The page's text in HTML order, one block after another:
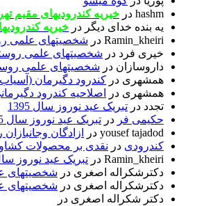
hashm در خیریه کندرودیهای مقیم
یه بنده خدای دیگر در خیریه
Ramin_kheiri در شخصیتهای علمی
خیری فرد در شخصیتهای علمی
داروسازان در شخصیتهای علمی
همشهری در کندرود دگیرمان
همشهری در
اصلاحیه کندرود
تجدد در تبریک عید نوروز سال 1395
حکیمی فر در تبریک عید نوروز سال 1395
yousef tajadod در
ازادگان وجانبازان
کندرودی در نقدی بر محصولات
Ramin_kheiri در تبریک عید نوروز سال
دکترشکراله اصغری در شخصیتهای
دکترشکراله اصغری در شخصیتهای
دکتر شکراله اصغری در